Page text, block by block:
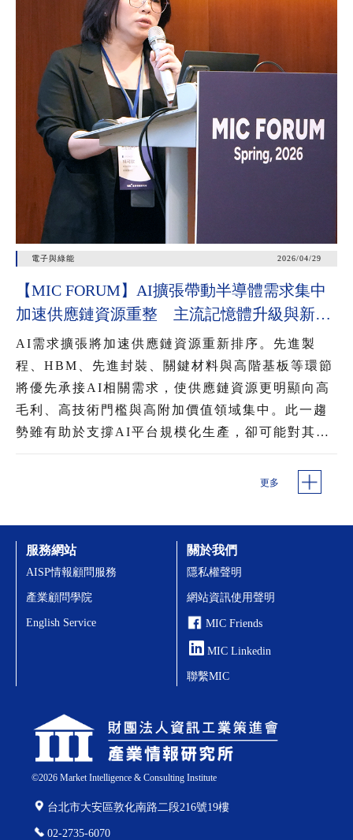
電子與綠能 2026/04/29
【MIC FORUM】AI擴張帶動半導體需求集中
加速供應鏈資源重整 主流記憶體升級與新興
記憶體崛起 混用提升AI資料調用效率
AI需求擴張將加速供應鏈資源重新排序。先進製
程、HBM、先進封裝、關鍵材料與高階基板等環節
將優先承接AI相關需求，使供應鏈資源更明顯向高
毛利、高技術門檻與高附加價值領域集中。此一趨
勢雖有助於支撐AI平台規模化生產，卻可能對其他
進一步影響產能配置、交期與價格變化。更多
©2026Market Intelligence & Consulting Institute
台北市大安區敦化南路二段216號19樓
02-2735-6070
服務網站
AISP情報顧問服務
產業顧問學院
English Service
關於我們
隱私權聲明
網站資訊使用聲明
MIC Friends
MIC Linkedin
聯繫MIC